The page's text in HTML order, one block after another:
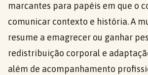
marcantes para papéis em que o
comunicar contexto e história. A
resume a emagrecer ou ganhar
redistribuição corporal e
além de acompanhamento